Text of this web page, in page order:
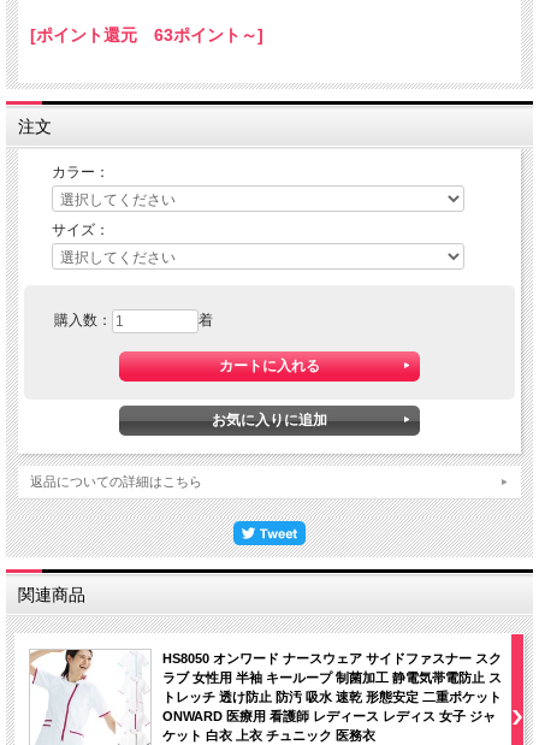
[ポイント還元 63ポイント～]
注文
カラー：
サイズ：
購入数： 着
返品についての詳細はこちら
関連商品
HS8050 オンワード ナースウェア サイドファスナー スク
ラブ 女性用 半袖 キーループ 制菌加工 静電気帯電防止 ス
トレッチ 透け防止 防汚 吸水 速乾 形態安定 二重ポケット
ONWARD 医療用 看護師 レディース レディス 女子 ジャ
ケット 白衣 上衣 チュニック 医務衣